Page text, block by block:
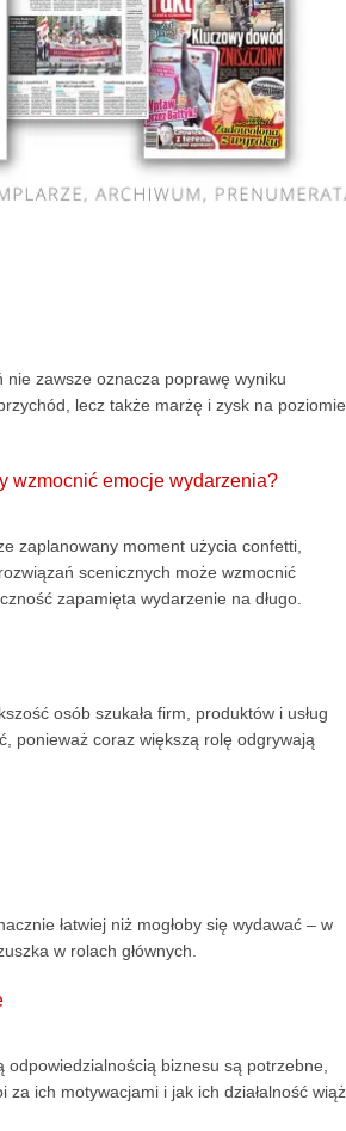
zawsze oznacza poprawę wyniku
lecz także marżę i zysk na poziomie
wzmocnić emocje wydarzenia?
zaplanowany moment użycia confetti,
scenicznych może wzmocnić
zapamięta wydarzenie na długo.
osób szukała firm, produktów i usług
ponieważ coraz większą rolę odgrywają
łatwiej niż mogłoby się wydawać – w
w rolach głównych.
odpowiedzialnością biznesu są potrzebne,
ich motywacjami i jak ich działalność